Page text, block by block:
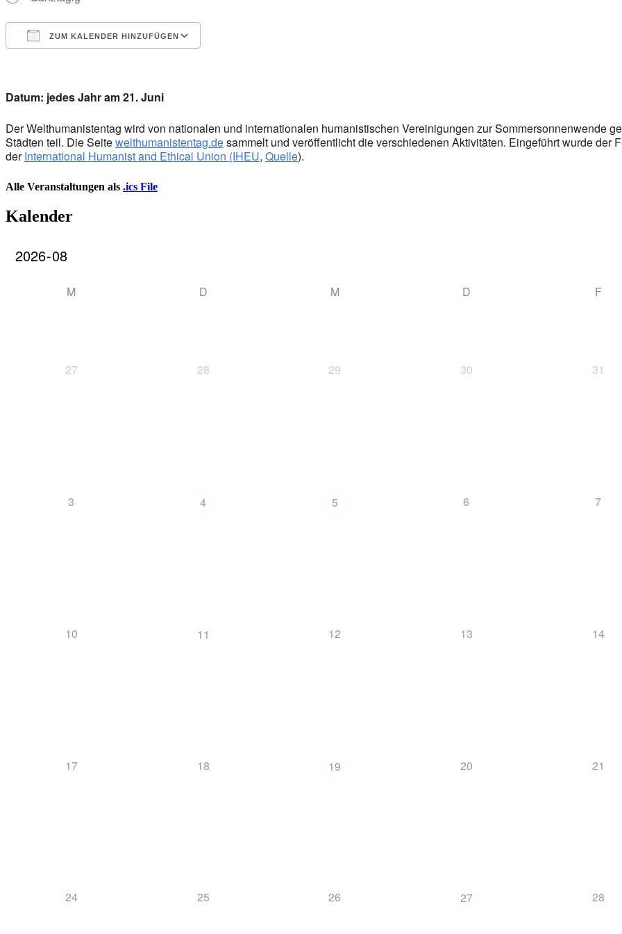
ZUM KALENDER HINZUFÜGEN
Datum: jedes Jahr am 21. Juni
Der Welthumanistentag wird von nationalen und internationalen humanistischen Vereinigungen zur Sommersonnenwende
Städten teil. Die Seitewelthumanistentag.desammelt und veröffentlicht die verschiedenen Aktivitäten. Eingeführt wurde der
derInternational Humanist and Ethical Union (IHEU, Quelle).
Alle Veranstaltungen als .ics File
Kalender
M D M D F
27 28 29 30 31
3 4 5 6 7
10 11 12 13 14
17 18 19 20 21
24 25 26 27 28